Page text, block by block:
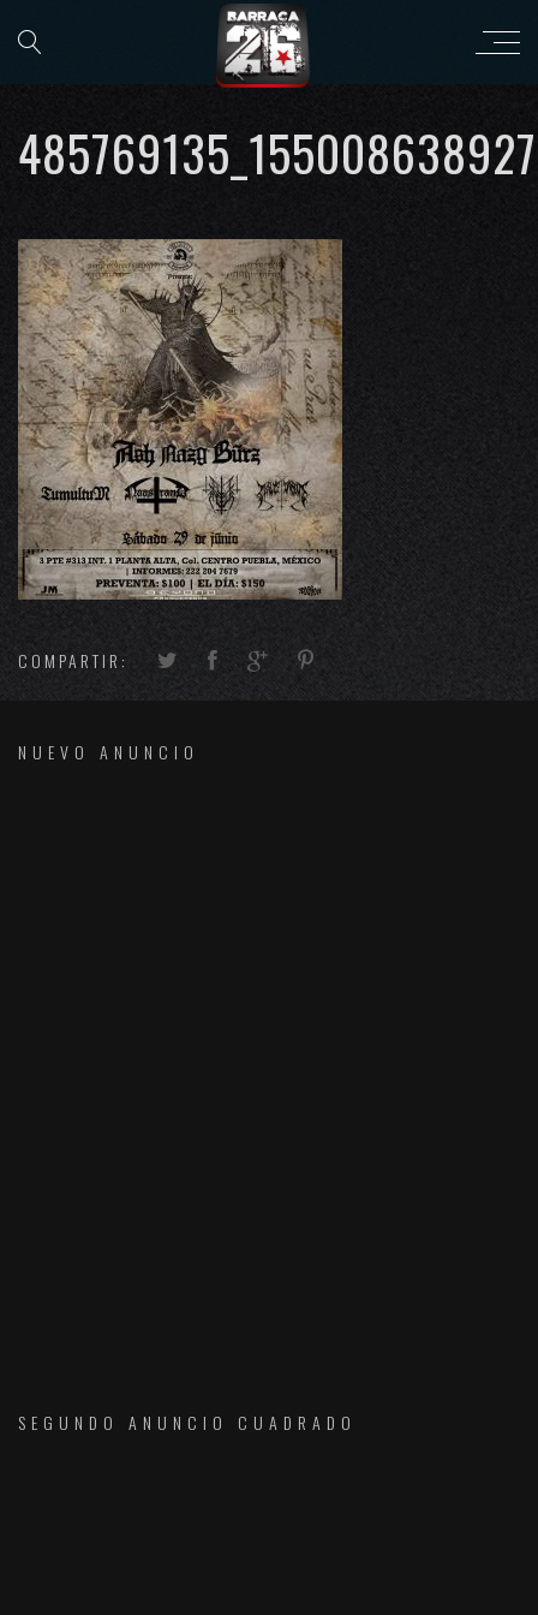
COMPARTIR:
NUEVO ANUNCIO
SEGUNDO ANUNCIO CUADRADO